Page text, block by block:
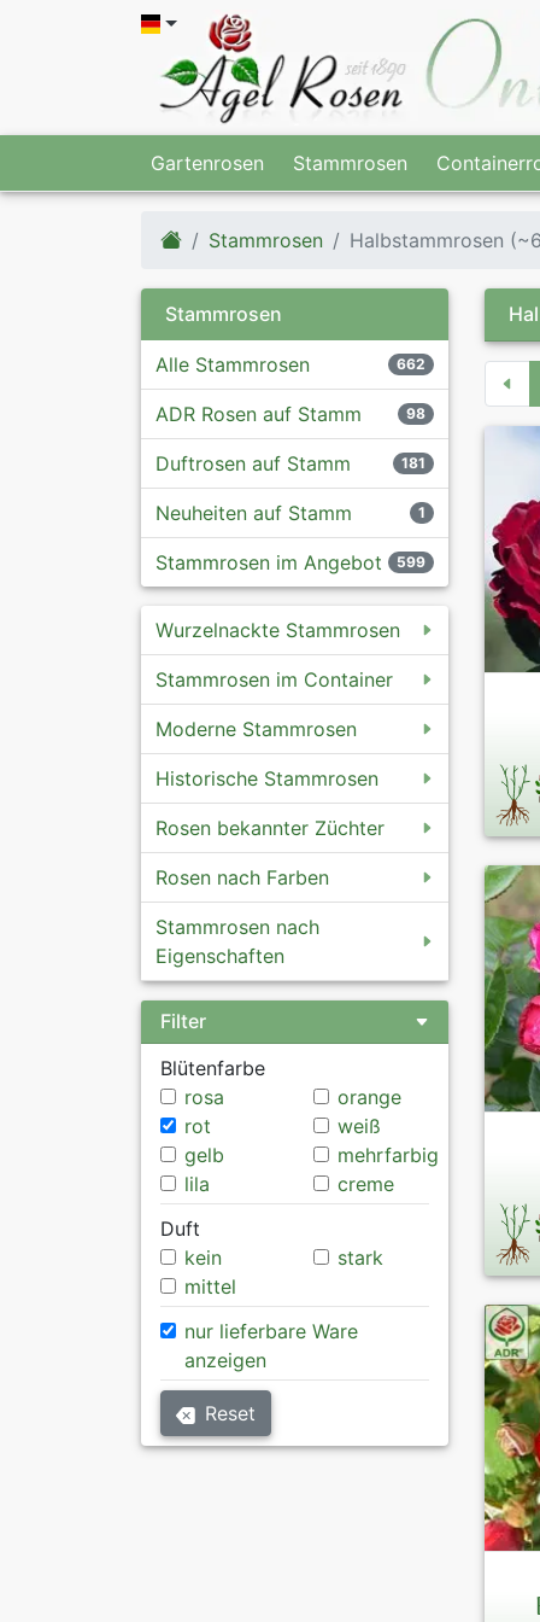
Gartenrosen Stammrosen
Stammrosen Halbstammrosen
Stammrosen
Alle Stammrosen 662
ADR Rosen auf Stamm 98
Duftrosen auf Stamm 181
Neuheiten auf Stamm 1
Stammrosen im Angebot 599
Wurzelnackte Stammrosen
Stammrosen im Container
Moderne Stammrosen
Historische Stammrosen
Rosen bekannter Züchter
Rosen nach Farben
Stammrosen nach
Eigenschaften
Filter
Blütenfarbe
rosa
orange
rot
weiß
gelb
mehrfarbig
lila
creme
Duft
kein
stark
mittel
nur lieferbare Ware
anzeigen
Reset